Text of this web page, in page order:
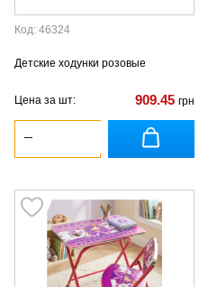
Код: 46324
Детские ходунки розовые
Цена за шт: 909.45 грн